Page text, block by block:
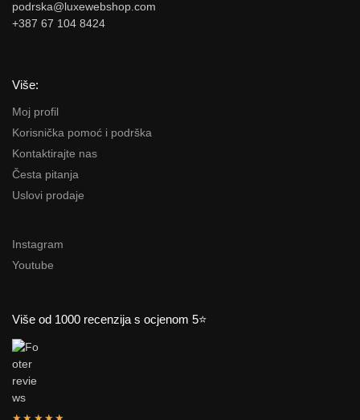
podrska@luxewebshop.com
+387 67 104 8424
Više:
Moj profil
Korisnička pomoć i podrška
Kontaktirajte nas
Česta pitanja
Uslovi prodaje
Instagram
Youtube
Više od 1000 recenzija s ocjenom 5⭐